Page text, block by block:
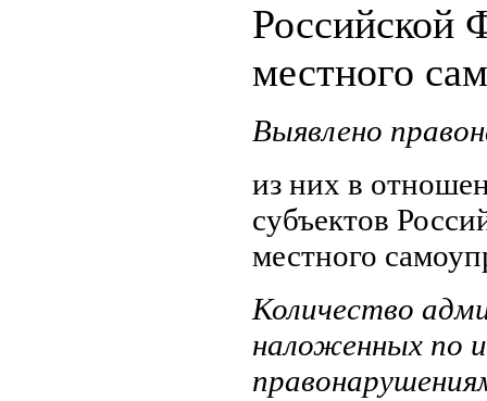
Российской
местного
Выявлено
из них в
субъектов
местного
Количество
наложенных по